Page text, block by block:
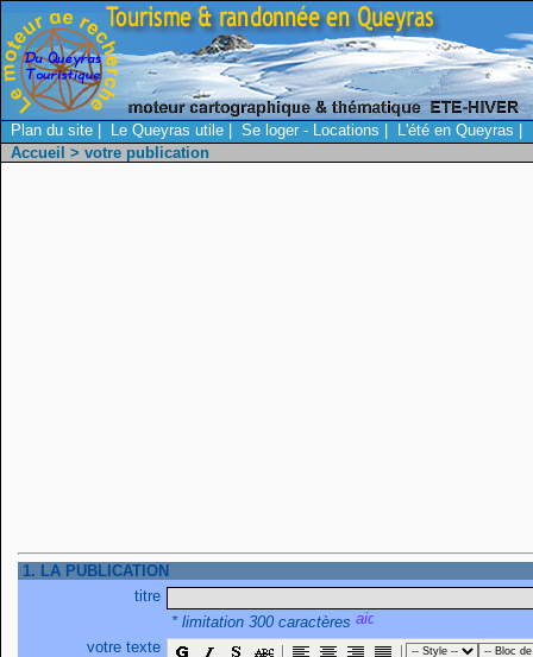
Plan du site| Le Queyras utile| Se loger - Locations L'été en Queyras
Accueil > votre publication
1. LA PUBLICATION
titre
* limitation 300 caractères
votre texte